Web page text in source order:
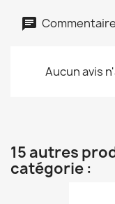
Aucun avis
15 autres
catégorie :